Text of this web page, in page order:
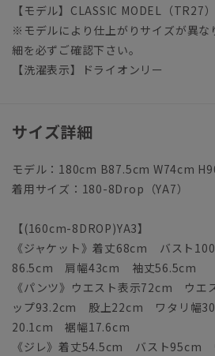
【モデル】CLASSIC MODEL（TR27）
※モデルにより仕上がりサイズが異な
細を必ずご確認下さい。
【洗濯表示】ドライオンリー
サイズ詳細
モデル：180cm B87.5cm W74cm
着用サイズ：180-8Drop（YA7）
【(160cm-8DROP)YA3】
《ジャケット》着丈68cm バスト
86.5cm 肩幅43cm 袖丈56.5cm
《パンツ》ウエスト表示72cm ウ
ップ93.2cm 股上22cm ワタリ幅
20.1cm 裾幅17.6cm
《ジレ》着丈54.5cm バスト95cm